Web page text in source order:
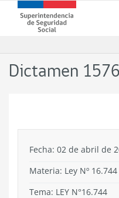
contenido
Superintendencia
de
-
Dictamen
Fecha: 02 de abril de
Materia: Ley Nº 16.744
Tema: LEY N°16.744